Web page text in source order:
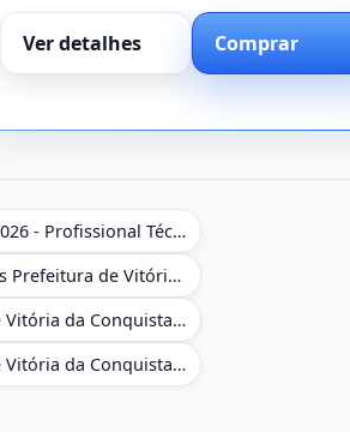
Ver detalhes Comprar
Apostila NAV Brasil 2026 - Profissional Técnico de Navegação Aérea - Operador de Torre de Controle
Caderno de Questões Prefeitura de Vitória da Conquista em PDF - BA - Conhecimentos Gerais - 450 Questões Gabaritadas
Combo Prefeitura de Vitória da Conquista - BA 2026 - Monitor Escolar (Suporte às Crianças com Deficiência)
Combo Prefeitura de Vitória da Conquista - BA 2026 - Pedagogo - Zona Urbana e/ou Rural